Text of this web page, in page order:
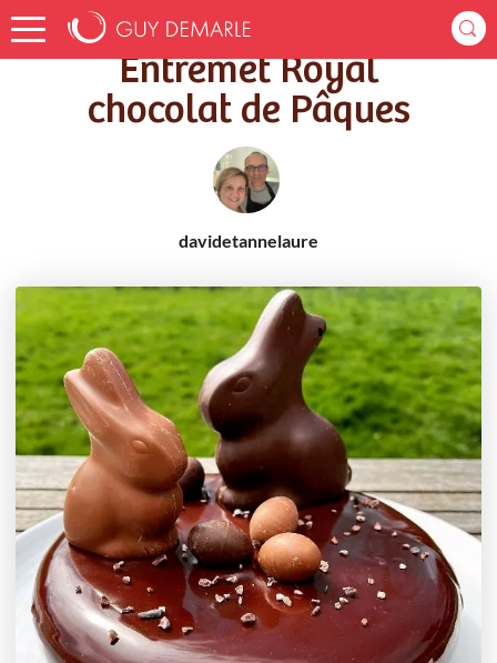
Accueil Recettes Entremet Royal chocolat de Pâques
Entremet Royal
chocolat de Pâques
davidetannelaure